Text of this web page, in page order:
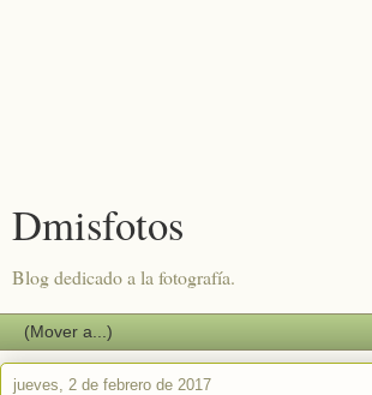
Dmisfotos
Blog dedicado a la fotografía.
jueves, 2 de febrero de 2017